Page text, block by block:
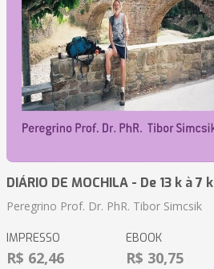
DIÁRIO DE MOCHILA - De 13 k à 7 k
Peregrino Prof. Dr. PhR. Tibor Simcsik
IMPRESSO
R$ 62,46
EBOOK
R$ 30,75